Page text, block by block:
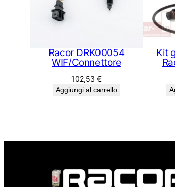
Racor DRK00054
WIF/Connettore
102,53 €
Aggiungi al carrello
Kit